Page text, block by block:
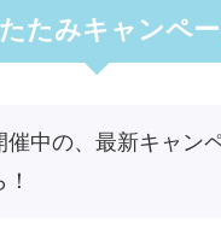
たみキャンペ
催中の、最新キャン